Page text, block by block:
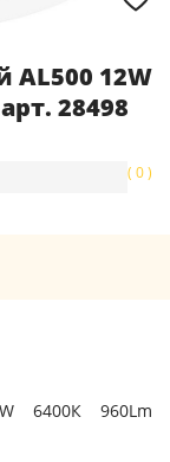
AL500 12W
28498
( 0 )
6400К 960Lm